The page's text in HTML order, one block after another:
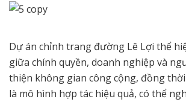
Dự án chỉnh trang đường Lê Lợi thể
giữa chính quyền, doanh nghiệp và
thiện không gian công cộng, đồng
là mô hình hợp tác hiệu quả, có thể